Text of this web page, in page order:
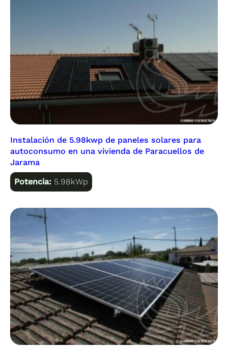
Instalación de 5.98kwp de paneles solares para
autoconsumo en una vivienda de Paracuellos de
Jarama
Potencia: 5.98kWp